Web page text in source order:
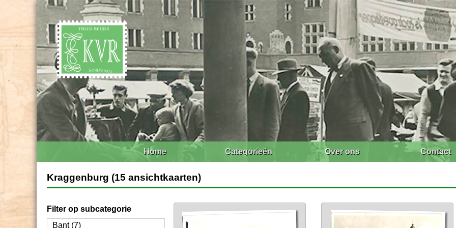
Home Categorieën Over ons Contact
Kraggenburg (15 ansichtkaarten)
Filter op subcategorie
Bant (7)